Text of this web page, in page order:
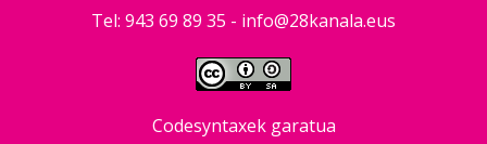
Tel: 943 69 89 35 - info@28kanala.eus
Codesyntaxek garatua